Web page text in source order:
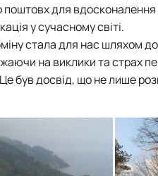
поштовх для
у сучасному світі.
стала для нас шляхом
на виклики та страх
був досвід, що не лише